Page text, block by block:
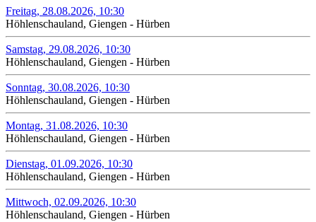
Freitag, 28.08.2026, 10:30
Höhlenschauland, Giengen - Hürben
Samstag, 29.08.2026, 10:30
Höhlenschauland, Giengen - Hürben
Sonntag, 30.08.2026, 10:30
Höhlenschauland, Giengen - Hürben
Montag, 31.08.2026, 10:30
Höhlenschauland, Giengen - Hürben
Dienstag, 01.09.2026, 10:30
Höhlenschauland, Giengen - Hürben
Mittwoch, 02.09.2026, 10:30
Höhlenschauland, Giengen - Hürben